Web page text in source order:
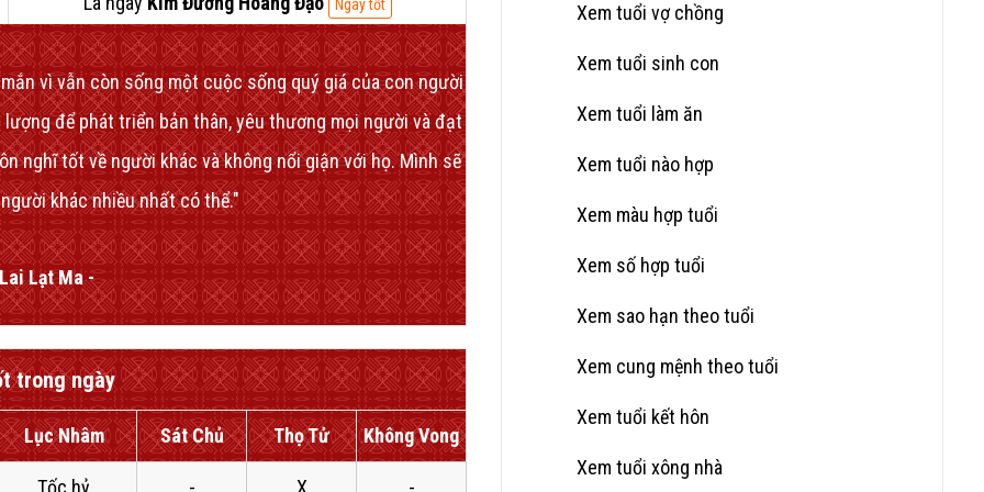
Ngày tốt
vì vẫn còn sống một cuộc sống quý giá của con người
để phát triển bản thân, yêu thương mọi người và đạt
nghĩ tốt về người khác và không nổi giận với họ. Mình sẽ
khác nhiều nhất có thể."
Lạt Ma -
trong ngày
Lục Nhâm Sát Chủ Thọ Tử Không Vong
Tốc hỷ - X -
Xem tuổi vợ chồng
Xem tuổi sinh con
Xem tuổi làm ăn
Xem tuổi nào hợp
Xem màu hợp tuổi
Xem số hợp tuổi
Xem sao hạn theo tuổi
Xem cung mệnh theo tuổi
Xem tuổi kết hôn
Xem tuổi xông nhà